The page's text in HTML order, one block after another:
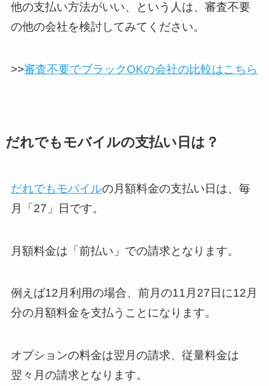
他の支払い方法がいい、という人は、審査不要
の他の会社を検討してみてください。
>>審査不要でブラックOKの会社の比較はこちら
だれでもモバイルの支払い日は？
だれでもモバイルの月額料金の支払い日は、毎
月「27」日です。
月額料金は「前払い」での請求となります。
例えば12月利用の場合、前月の11月27日に12月
分の月額料金を支払うことになります。
オプションの料金は翌月の請求、従量料金は
翌々月の請求となります。